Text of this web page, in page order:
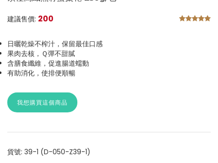
建議售價: 200
日曬乾燥不榨汁，保留最佳口感
果肉去核，Ｑ彈不甜膩
含膳食纖維，促進腸道蠕動
有助消化，使排便順暢
我想購買這個商品
貨號: 39-1 (D-050-Z39-1)